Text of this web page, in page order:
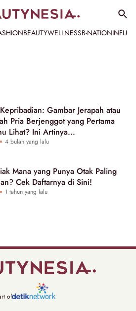
BEAUTYWELLNESSB-NATION
Gambar Jerapah atau
Pria Berjenggot yang Pertama
Lihat? Ini Artinya...
4 bulan yang lalu
Mana yang Punya Otak Paling
Cek Daftarnya di Sini!
1 tahun yang lalu
of